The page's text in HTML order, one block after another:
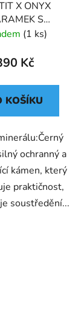
X ONYX
S
(UNISEX)
(1 ks)
Kč
KOŠÍKU
ochranný a
kámen, který
praktičnost,
soustředění...